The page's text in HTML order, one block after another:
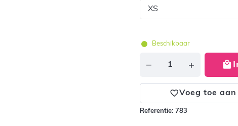
Beschikbaar
Aantal
Voeg toe
Referentie: 783